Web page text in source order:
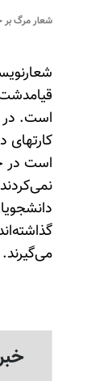
شعار مرگ بر
است. در
کارتهای
است در
می‌گیرند.